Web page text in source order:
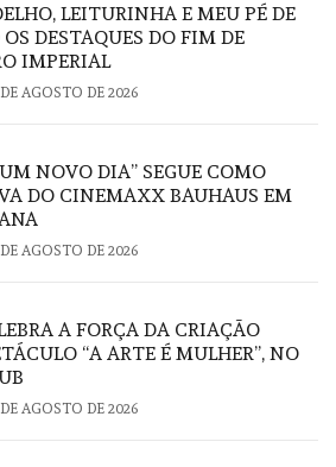
LEITURINHA E MEU PÉ DE
DESTAQUES DO FIM DE
IMPERIAL
AGOSTO DE 2026
NOVO DIA” SEGUE COMO
DO CINEMAXX BAUHAUS EM
AGOSTO DE 2026
A FORÇA DA CRIAÇÃO
“A ARTE É MULHER”, NO
AGOSTO DE 2026